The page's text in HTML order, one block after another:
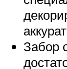
Забор